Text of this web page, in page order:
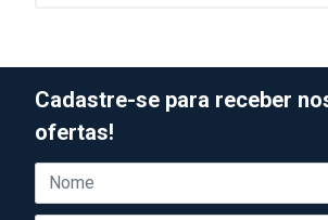
Cadastre-se para receber
ofertas!